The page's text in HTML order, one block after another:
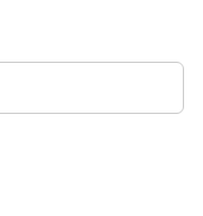
율사의 우정